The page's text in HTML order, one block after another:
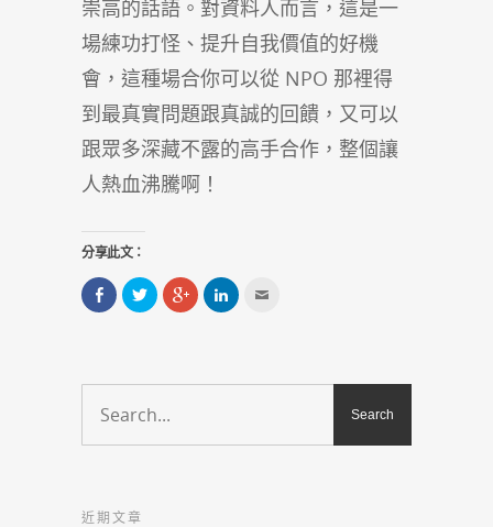
崇高的話語。對資料人而言，這是一
場練功打怪、提升自我價值的好機
會，這種場合你可以從 NPO 那裡得
到最真實問題跟真誠的回饋，又可以
跟眾多深藏不露的高手合作，整個讓
人熱血沸騰啊！
分享此文：
分
享
中
啟)
分
享
中
啟)
點
擊
新
啟)
分
享
中 (在
開
近期文章